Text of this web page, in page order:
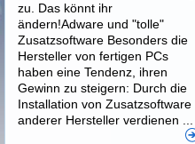
zu. Das könnt ihr
ändern!Adware und "tolle"
Zusatzsoftware Besonders die
Hersteller von fertigen PCs
haben eine Tendenz, ihren
Gewinn zu steigern: Durch die
Installation von Zusatzsoftware
anderer Hersteller verdienen ...